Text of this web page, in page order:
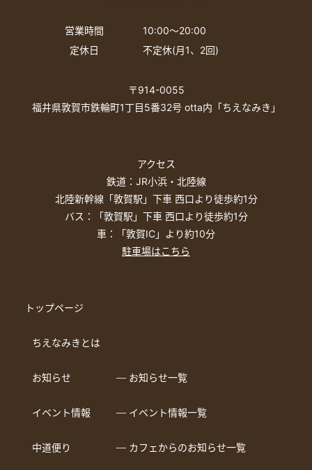
営業時間
10:00〜20:00
定休日
不定休(月1、2回)
〒914-0055
福井県敦賀市鉄輪町1丁目5番32号 otta内「ちえなみき」
アクセス
鉄道：JR小浜・北陸線
北陸新幹線「敦賀駅」下車 西口より徒歩約1分
バス：「敦賀駅」下車 西口より徒歩約1分
車：「敦賀IC」より約10分
駐車場はこちら
トップページ
ちえなみきとは
お知らせ ― お知らせ一覧
イベント情報 ― イベント情報一覧
中道便り ― カフェからのお知らせ一覧